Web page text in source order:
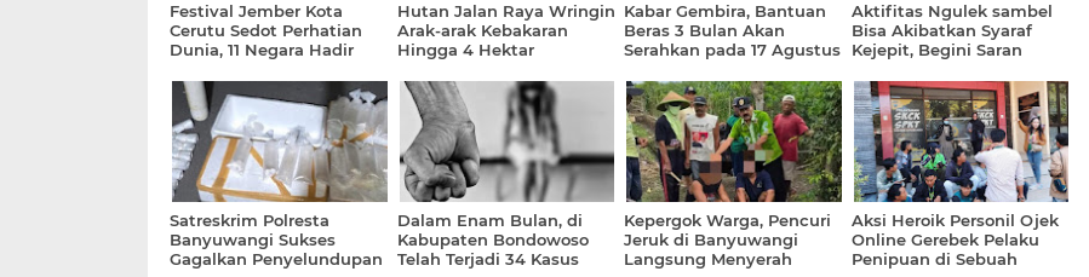
Festival Jember Kota
Cerutu Sedot Perhatian
Dunia, 11 Negara Hadir
Hutan Jalan Raya Wringin
Arak-arak Kebakaran
Hingga 4 Hektar
Kabar Gembira, Bantuan
Beras 3 Bulan Akan
Serahkan pada 17 Agustus
Aktifitas Ngulek sambel
Bisa Akibatkan Syaraf
Kejepit, Begini Saran
Satreskrim Polresta
Banyuwangi Sukses
Gagalkan Penyelundupan
Dalam Enam Bulan, di
Kabupaten Bondowoso
Telah Terjadi 34 Kasus
Kepergok Warga, Pencuri
Jeruk di Banyuwangi
Langsung Menyerah
Aksi Heroik Personil Ojek
Online Gerebek Pelaku
Penipuan di Sebuah